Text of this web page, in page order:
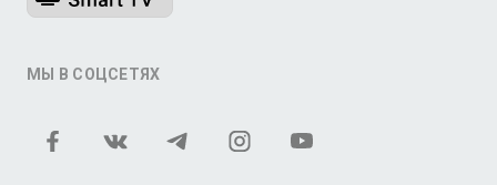
МЫ В СОЦСЕТЯХ